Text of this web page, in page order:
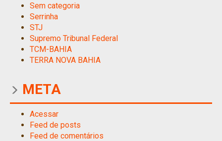
Sem categoria
Serrinha
STJ
Supremo Tribunal Federal
TCM-BAHIA
TERRA NOVA BAHIA
META
Acessar
Feed de posts
Feed de comentários